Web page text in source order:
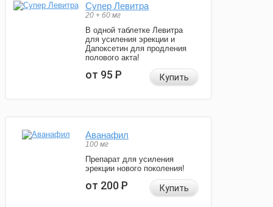
Супер Левитра
20 + 60 мг
В одной таблетке Левитра
для усиления эрекции и
Дапоксетин для продления
полового акта!
от 95Р Купить
Аванафил
100 мг
Препарат для усиления
эрекции нового поколения!
от 200Р Купить